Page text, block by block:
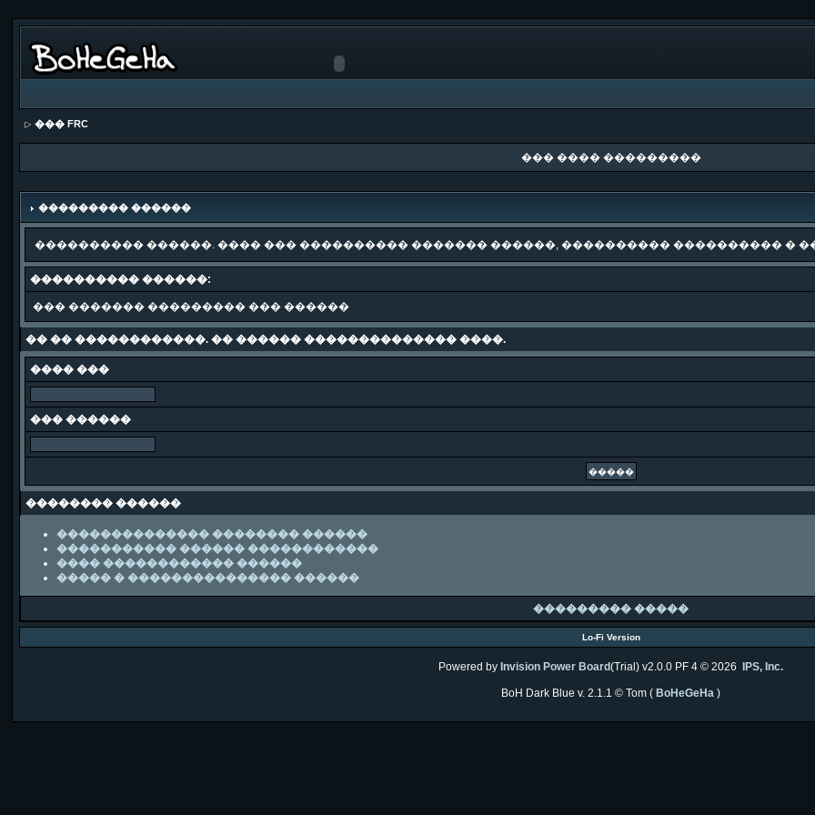
��� FRC
��� ���� ���������
��������� ������
���������� ������. ���� ��� ���������� ������� ������, ���������� ���������� �
���������� ������:
��� ������� ��������� ��� ������
�� �� ������������. �� ������ �������������� ����.
���� ���
��� ������
�������� ������
�������������� �������� ������
����������� ������ ������������
���� ������������ ������
����� � ��������������� ������
��������� �����
Lo-Fi Version
Powered by Invision Power Board(Trial) v2.0.0 PF 4 © 2026 IPS, Inc.
BoH Dark Blue v. 2.1.1 © Tom ( BoHeGeHa )